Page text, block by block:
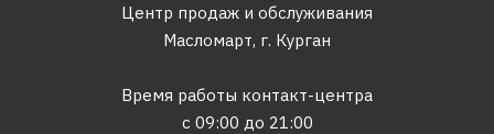
Центр продаж и обслуживания
Масломарт, г. Курган
Время работы контакт-центра
с 09:00 до 21:00